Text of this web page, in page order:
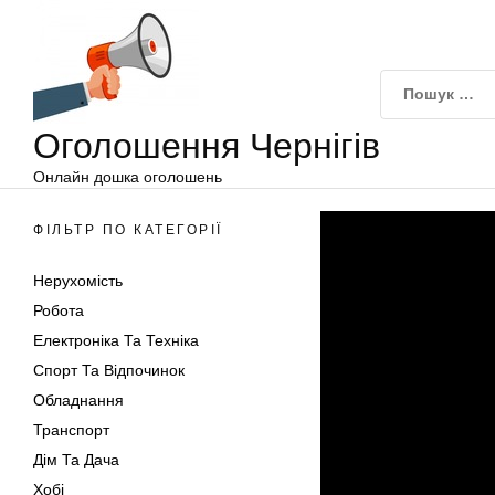
Оголошення Чернігів
Онлайн дошка оголошень
ФІЛЬТР ПО КАТЕГОРІЇ
Нерухомість
Робота
Електроніка Та Техніка
Спорт Та Відпочинок
Обладнання
Транспорт
Дім Та Дача
Хобі